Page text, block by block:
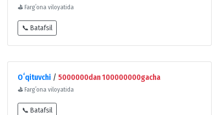
⛳ Fargʻona viloyatida
📞 Batafsil
Oʻqituvchi / 5000000dan 100000000gacha
⛳ Fargʻona viloyatida
📞 Batafsil